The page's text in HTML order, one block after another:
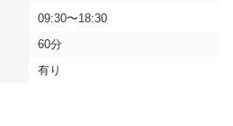
09:30〜18:30
60分
有り